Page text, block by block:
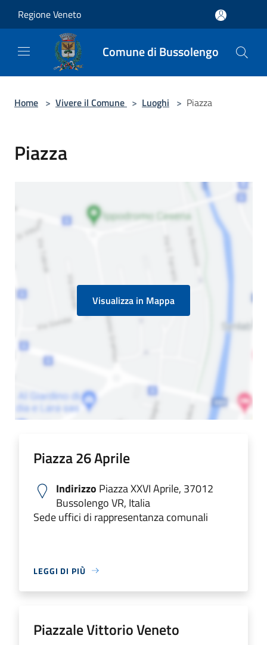
Regione Veneto
Comune di Bussolengo
Home > Vivere il Comune > Luoghi > Piazza
Piazza
Visualizza in Mappa
Piazza 26 Aprile
Indirizzo Piazza XXVI Aprile, 37012
Bussolengo VR, Italia
Sede uffici di rappresentanza comunali
LEGGI DI PIÙ
Piazzale Vittorio Veneto